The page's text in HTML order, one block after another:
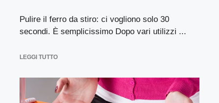
Pulire il ferro da stiro: ci vogliono solo 30
secondi. È semplicissimo Dopo vari utilizzi ...
LEGGI TUTTO